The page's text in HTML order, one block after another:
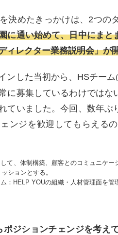
決めたきっかけは、2つの
に通い始めて、日中にま
ィレクター業務説明会」が
ンした当初から、HSチーム
に募集しているわけでは
ていました。今回、数年ぶ
ンジを歓迎してもらえる
て、体制構築、顧客とのコミュニケ
ションとする。
：HELP YOUの組織・人材管理面を管
ジションチェンジを考え